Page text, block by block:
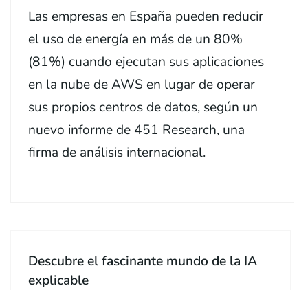
Las empresas en España pueden reducir
el uso de energía en más de un 80%
(81%) cuando ejecutan sus aplicaciones
en la nube de AWS en lugar de operar
sus propios centros de datos, según un
nuevo informe de 451 Research, una
firma de análisis internacional.
Descubre el fascinante mundo de la IA
explicable